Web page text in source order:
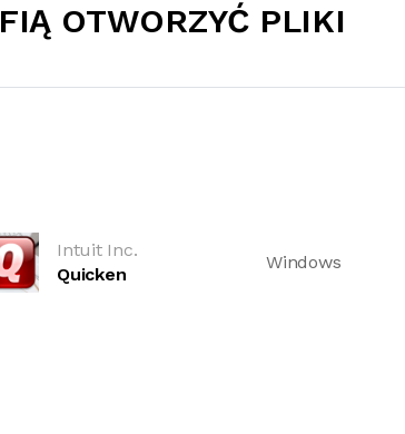
OTWORZYĆ PLIKI
Intuit Inc.
Quicken
Windows